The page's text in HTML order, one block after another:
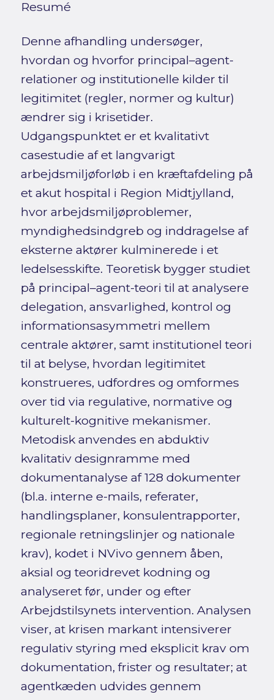
Resumé
Denne afhandling undersøger,
hvordan og hvorfor principal–agent-
relationer og institutionelle kilder til
legitimitet (regler, normer og kultur)
ændrer sig i krisetider.
Udgangspunktet er et kvalitativt
casestudie af et langvarigt
arbejdsmiljøforløb i en kræftafdeling på
et akut hospital i Region Midtjylland,
hvor arbejdsmiljøproblemer,
myndighedsindgreb og inddragelse af
eksterne aktører kulminerede i et
ledelsesskifte. Teoretisk bygger studiet
på principal–agent-teori til at analysere
delegation, ansvarlighed, kontrol og
informationsasymmetri mellem
centrale aktører, samt institutionel teori
til at belyse, hvordan legitimitet
konstrueres, udfordres og omformes
over tid via regulative, normative og
kulturelt-kognitive mekanismer.
Metodisk anvendes en abduktiv
kvalitativ designramme med
dokumentanalyse af 128 dokumenter
(bl.a. interne e-mails, referater,
handlingsplaner, konsulentrapporter,
regionale retningslinjer og nationale
krav), kodet i NVivo gennem åben,
aksial og teoridrevet kodning og
analyseret før, under og efter
Arbejdstilsynets intervention. Analysen
viser, at krisen markant intensiverer
regulativ styring med eksplicit krav om
dokumentation, frister og resultater; at
agentkæden udvides gennem